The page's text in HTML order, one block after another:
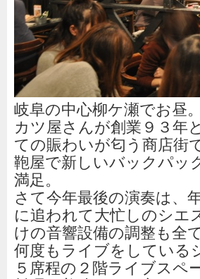
岐阜の中心柳ケ瀬でお昼
カツ屋さんが創業９３年
ての賑わいが匂う商店街
鞄屋で新しいバックパッ
満足。
さて今年最後の演奏は、
に追われて大忙しのシエ
けの音響設備の調整も全
何度もライブをしている
５席程の２階ライブスペ